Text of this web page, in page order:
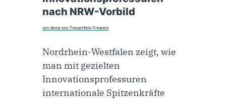
nach NRW-Vorbild
von Anna von Treuenfels-Frowein
Nordrhein-Westfalen zeigt, wie
man mit gezielten
Innovationsprofessuren
internationale Spitzenkräfte